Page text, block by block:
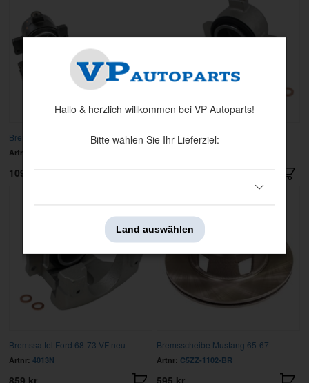
Bremssattel 68-73 vo re
Artnr:
1095 kr
Bremssattel Ford 68-73 HF neu
Bremssattel Ford 68-73 VF neu
Artnr: 4013N
859 kr
Bremsscheibe Mustang 65-67
Artnr: C5ZZ-1102-BR
595 kr
Hallo & herzlich willkommen bei VP Autoparts!
Bitte wählen Sie Ihr Lieferziel:
Land auswählen